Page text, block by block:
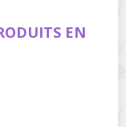
EN